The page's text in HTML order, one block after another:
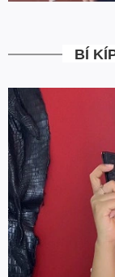
Toàn bộ các đơn
bạn phải trả. Tặng
từ 0đ.
6. Vì sao cam kết
Chúng tôi chọn
trung gian, không
xuất từ xưởng đóng
dụng). Tập trung
dịch vụ chăm sóc
BÍ